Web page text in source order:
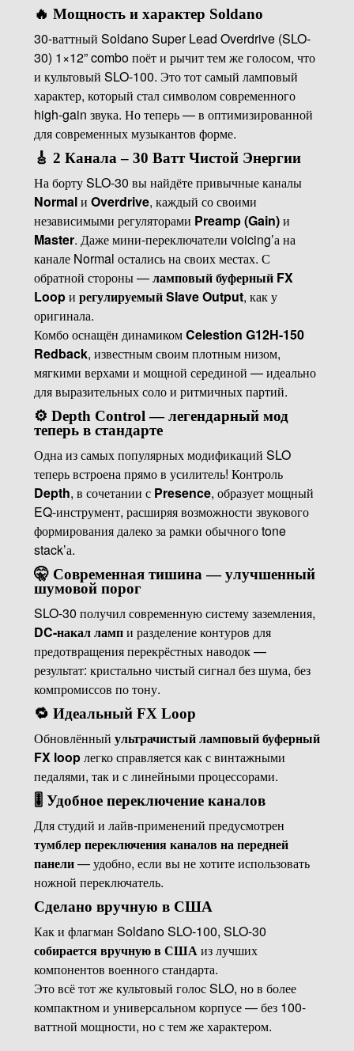
🔥 Мощность и характер Soldano
30-ваттный Soldano Super Lead Overdrive (SLO-
30) 1×12” combo поёт и рычит тем же голосом, что
и культовый SLO-100. Это тот самый ламповый
характер, который стал символом современного
high-gain звука. Но теперь — в оптимизированной
для современных музыкантов форме.
🎸 2 Канала – 30 Ватт Чистой Энергии
На борту SLO-30 вы найдёте привычные каналы
Normalи Overdrive, каждый со своими
независимыми регуляторами Preamp (Gain)и
Master. Даже мини-переключатели voicing’а на
канале Normal остались на своих местах. С
обратной стороны —ламповый буферный FX
Loopи регулируемый Slave Output, как у
оригинала.
Комбо оснащён динамикомCelestion G12H-150
Redback, известным своим плотным низом,
мягкими верхами и мощной серединой — идеально
для выразительных соло и ритмичных партий.
⚙️ Depth Control — легендарный мод
теперь в стандарте
Одна из самых популярных модификаций SLO
теперь встроена прямо в усилитель! Контроль
Depth, в сочетании с Presence, образует мощный
EQ-инструмент, расширяя возможности звукового
формирования далеко за рамки обычного tone
stack’а.
🤫 Современная тишина — улучшенный
шумовой порог
SLO-30 получил современную систему заземления,
DC-накал лампи разделение контуров для
предотвращения перекрёстных наводок —
результат: кристально чистый сигнал без шума, без
компромиссов по тону.
🔁 Идеальный FX Loop
Обновлённый ультрачистый ламповый буферный
FX loopлегко справляется как с винтажными
педалями, так и с линейными процессорами.
🎚️ Удобное переключение каналов
Для студий и лайв-применений предусмотрен
тумблер переключения каналов на передней
панели— удобно, если вы не хотите использовать
ножной переключатель.
Сделано вручную в США
Как и флагман Soldano SLO-100, SLO-30
собирается вручную в СШАиз лучших
компонентов военного стандарта.
Это всё тот же культовый голос SLO, но в более
компактном и универсальном корпусе — без 100-
ваттной мощности, но с тем же характером.